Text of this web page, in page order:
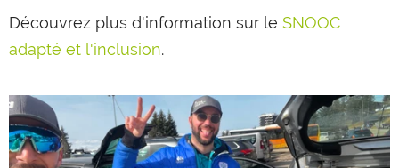
Découvrez plus d'information sur le SNOOC
adapté et l'inclusion.